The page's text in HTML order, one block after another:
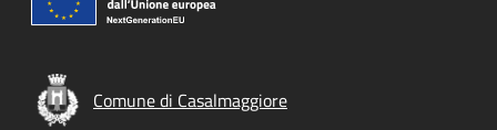
Comune di Casalmaggiore